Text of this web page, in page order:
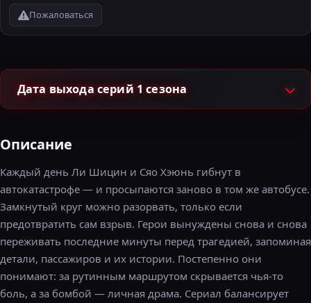
Пожаловаться
Дата выхода серий 1 сезона
Описание
Каждый день Ли Шицин и Сяо Хэюнь гибнут в
автокатастрофе — и просыпаются заново в том же автобусе.
Замкнутый круг можно разорвать, только если
предотвратить сам взрыв. Герои вынуждены снова и снова
переживать последние минуты перед трагедией, запоминая
детали, пассажиров и их истории. Постепенно они
понимают: за рутинным маршрутом скрывается чья-то
боль, а за бомбой — личная драма. Сериал балансирует